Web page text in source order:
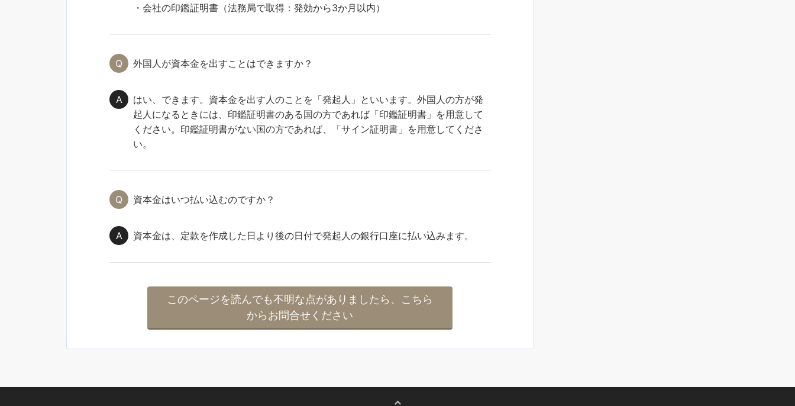
・会社の印鑑証明書（法務局で取得：発効から3か月以内）
外国人が資本金を出すことはできますか？
はい、できます。資本金を出す人のことを「発起人」といいます。外国人の方が発
起人になるときには、印鑑証明書のある国の方であれば「印鑑証明書」を用意して
ください。印鑑証明書がない国の方であれば、「サイン証明書」を用意してくださ
い。
資本金はいつ払い込むのですか？
資本金は、定款を作成した日より後の日付で発起人の銀行口座に払い込みます。
このページを読んでも不明な点がありましたら、こちら
からお問合せください